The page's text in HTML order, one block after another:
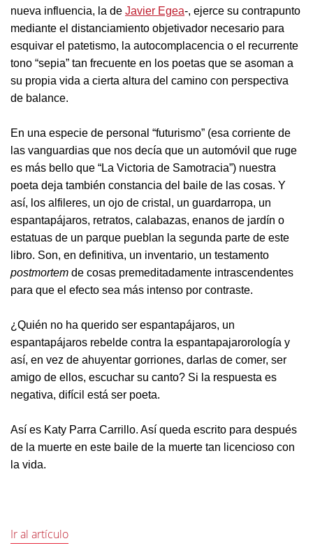
nueva influencia, la de Javier Egea-, ejerce su contrapunto
mediante el distanciamiento objetivador necesario para
esquivar el patetismo, la autocomplacencia o el recurrente
tono “sepia” tan frecuente en los poetas que se asoman a
su propia vida a cierta altura del camino con perspectiva
de balance.
En una especie de personal “futurismo” (esa corriente de
las vanguardias que nos decía que un automóvil que ruge
es más bello que “La Victoria de Samotracia”) nuestra
poeta deja también constancia del baile de las cosas. Y
así, los alfileres, un ojo de cristal, un guardarropa, un
espantapájaros, retratos, calabazas, enanos de jardín o
estatuas de un parque pueblan la segunda parte de este
libro. Son, en definitiva, un inventario, un testamento
postmortem de cosas premeditadamente intrascendentes
para que el efecto sea más intenso por contraste.
¿Quién no ha querido ser espantapájaros, un
espantapájaros rebelde contra la espantapajarorología y
así, en vez de ahuyentar gorriones, darlas de comer, ser
amigo de ellos, escuchar su canto? Si la respuesta es
negativa, difícil está ser poeta.
Así es Katy Parra Carrillo. Así queda escrito para después
de la muerte en este baile de la muerte tan licencioso con
la vida.
Ir al artículo